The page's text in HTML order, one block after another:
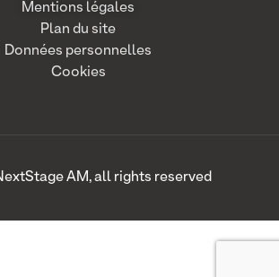
Mentions légales
Plan du site
Données personnelles
Cookies
AM, all rights reserved